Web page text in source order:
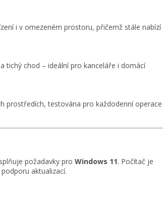
i v omezeném prostoru, přičemž stále nabízí
tichý chod – ideální pro kanceláře i domácí
prostředích, testována pro každodenní operace
splňuje požadavky pro Windows 11. Počítač je
aktualizací.